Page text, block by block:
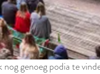
genoeg podia te